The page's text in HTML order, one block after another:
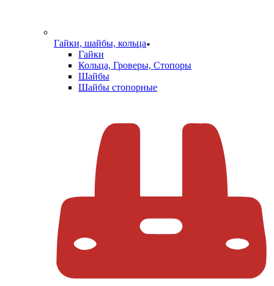
Гайки, шайбы, кольца
Гайки
Кольца, Гроверы, Стопоры
Шайбы
Шайбы стопорные